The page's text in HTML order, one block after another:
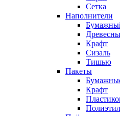
Сетка
Наполнители
Крафт
Сизаль
Тишью
Пакеты
Крафт